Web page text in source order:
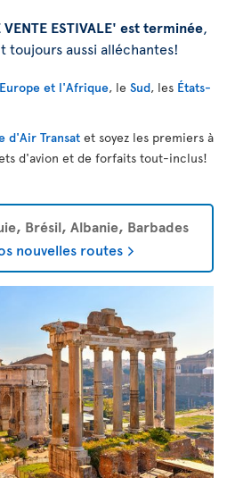
ESTIVALE' est terminée,
toujours aussi alléchantes!
Europe et l'Afrique, le Sud, les États-
d'Air Transat et soyez les premiers à
d'avion et de forfaits tout-inclus!
Brésil, Albanie, Barbades
nouvelles routes